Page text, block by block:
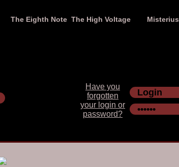
The Eighth Note The High Voltage Misterius
Have you
forgotten
your login or
password?